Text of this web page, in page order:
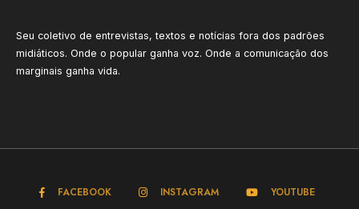
Seu coletivo de entrevistas, textos e notícias fora dos padrões
midiáticos. Onde o popular ganha voz. Onde a comunicação dos
marginais ganha vida.
FACEBOOK INSTAGRAM YOUTUBE